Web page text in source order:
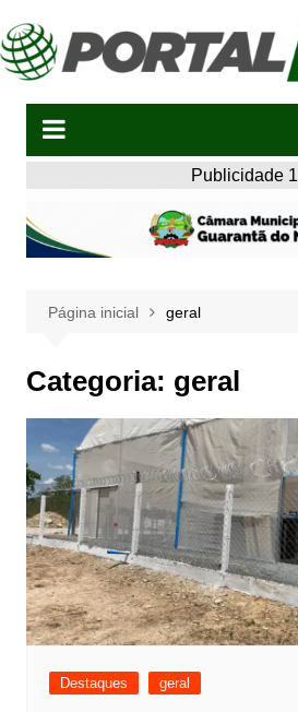
para
o
Publicidade 1
Página inicial geral
Categoria: geral
Destaques geral